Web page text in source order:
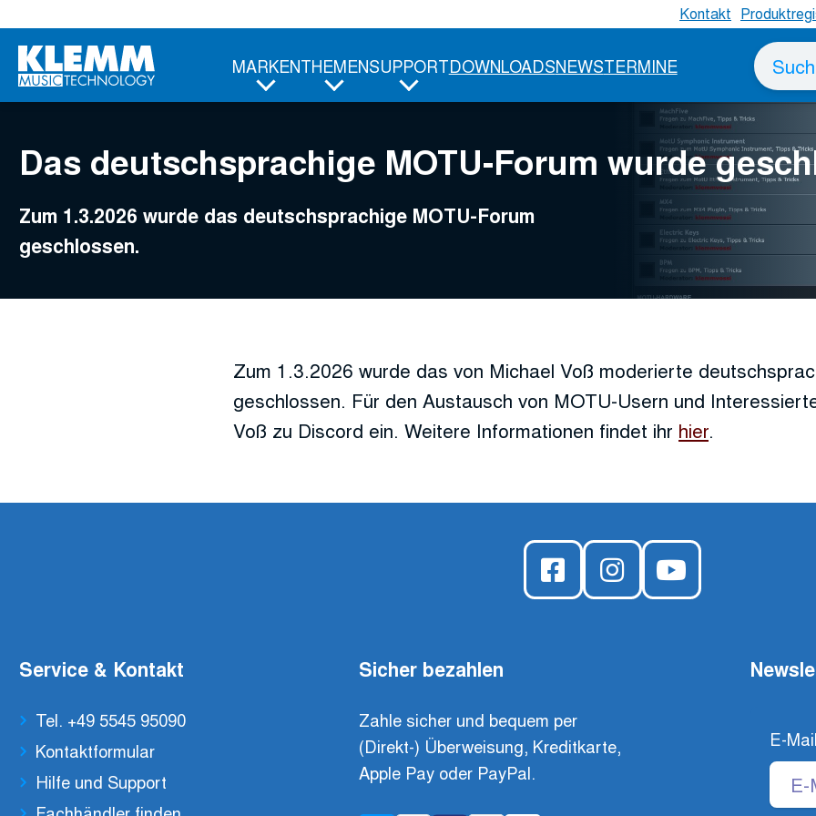
Hauptinhalt
Kontakt
MARKENTHEMENSUPPORTDOWNLOADSNEWSTERMINE
Suche
nach
Das deutschsprachige MOTU-Forum wurde
Zum 1.3.2026 wurde das deutschsprachige MOTU-Forum
geschlossen.
Zum 1.3.2026 wurde das von Michael Voß moderierte
geschlossen. Für den Austausch von MOTU-Usern und
Voß zu Discord ein. Weitere Informationen findet ihr hier.
Service & Kontakt
Tel. +49 5545 95090
Kontaktformular
Hilfe und Support
Sicher bezahlen
Zahle sicher und bequem per
(Direkt-) Überweisung, Kreditkarte,
Apple Pay oder PayPal.
E-Mail